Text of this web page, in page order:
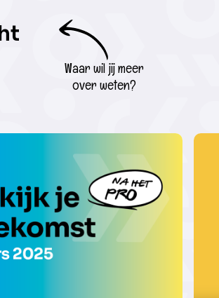
Waar wil jij meer
over weten?